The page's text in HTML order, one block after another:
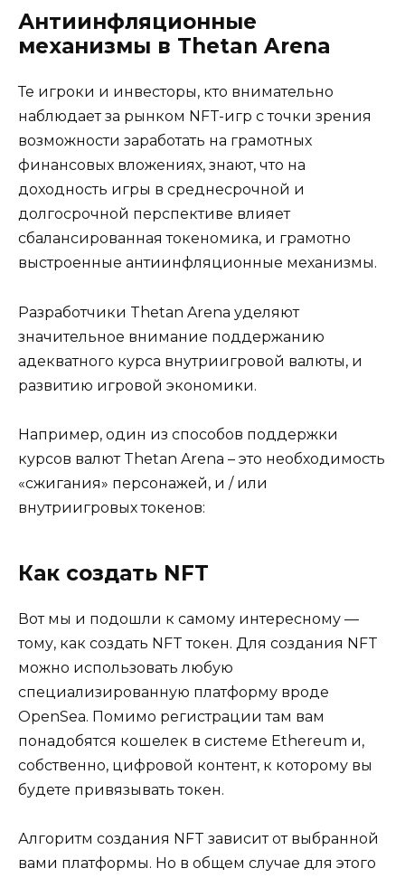
Антиинфляционные
механизмы в Thetan Arena
Те игроки и инвесторы, кто внимательно
наблюдает за рынком NFT-игр с точки зрения
возможности заработать на грамотных
финансовых вложениях, знают, что на
доходность игры в среднесрочной и
долгосрочной перспективе влияет
сбалансированная токеномика, и грамотно
выстроенные антиинфляционные механизмы.
Разработчики Thetan Arena уделяют
значительное внимание поддержанию
адекватного курса внутриигровой валюты, и
развитию игровой экономики.
Например, один из способов поддержки
курсов валют Thetan Arena – это необходимость
«сжигания» персонажей, и / или
внутриигровых токенов:
Как создать NFT
Вот мы и подошли к самому интересному —
тому, как создать NFT токен. Для создания NFT
можно использовать любую
специализированную платформу вроде
OpenSea. Помимо регистрации там вам
понадобятся кошелек в системе Ethereum и,
собственно, цифровой контент, к которому вы
будете привязывать токен.
Алгоритм создания NFT зависит от выбранной
вами платформы. Но в общем случае для этого